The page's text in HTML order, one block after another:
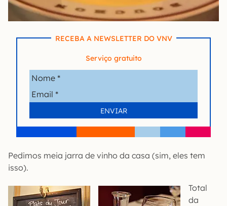
RECEBA A NEWSLETTER DO VNV
Serviço gratuito
Pedimos meia jarra de vinho da casa (sim, eles tem
isso).
Total
da